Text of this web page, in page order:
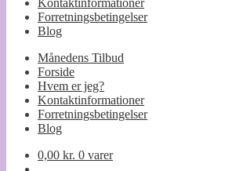
Kontaktinformationer
Forretningsbetingelser
Blog
Månedens Tilbud
Forside
Hvem er jeg?
Kontaktinformationer
Forretningsbetingelser
Blog
0,00 kr. 0 varer